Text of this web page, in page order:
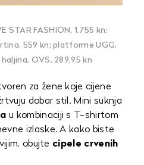
STAR FASHION, 1.755 kn;
559 kn; platforme UGG,
OVS, 289,95 kn
za žene koje cijene
dobar stil. Mini suknja
u kombinaciji s T-shirtom
izlaske. A kako biste
obujte cipele crvenih